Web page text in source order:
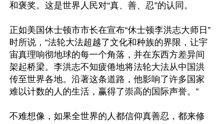
和褒奖。这是世界人民对“真、善、忍”的认同。
正如美国休士顿市市长在宣布“休士顿李洪志大师日”
时所说，“法轮大法超越了文化和种族的界限，让宇
宙真理响彻地球的每一个角落，并在东西方差异间
架起桥梁。李洪志不知疲倦地将法轮大法从中国洪
传至世界各地。沿著这条道路，他影响了许多国家
难以计数的人的生活，赢得了崇高的国际声誉。”
不难想像，如果全世界的人都信仰真善忍，都来修